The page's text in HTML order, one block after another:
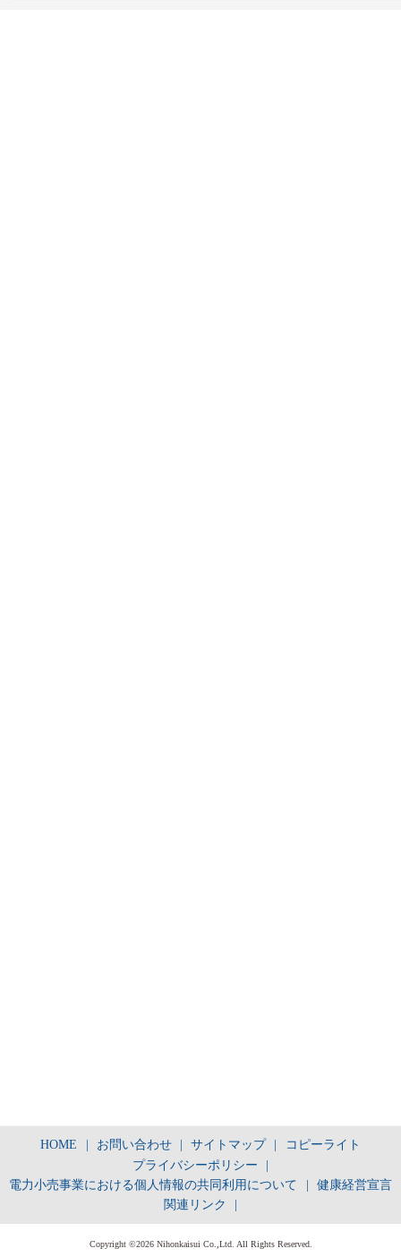
HOME お問い合わせ サイトマップ
コピーライト
プライバシーポリシー
|
電力小売事業における個人情報の共同利用について
健康経営宣言
関連リンク
Copyright ©2026 Nihonkaisui Co.,Ltd. All Rights Reserved.